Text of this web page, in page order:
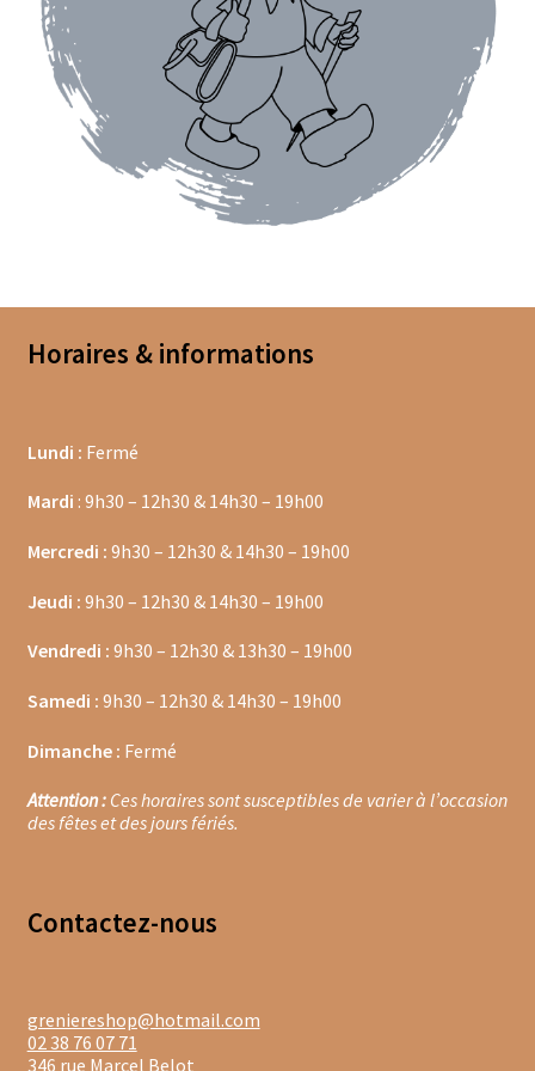
Bougies parfumées Durance
Petites bougies Durance
Bougies parfumées Woodwick
Diffuseurs de parfum
Trousses de toilette
Boissons alcoolisées
Bières régionales
Coffrets boissons alcoolisées
Mélanges pour cocktail
Rhums arrangés
Boutique du Grenier de Marie et Anaïs
Calendriers de l’Avent
Horaires & informations
Lundi : Fermé
Mardi : 9h30 – 12h30 & 14h30 – 19h00
Mercredi : 9h30 – 12h30 & 14h30 – 19h00
Jeudi : 9h30 – 12h30 & 14h30 – 19h00
Vendredi : 9h30 – 12h30 & 13h30 – 19h00
Samedi : 9h30 – 12h30 & 14h30 – 19h00
Dimanche : Fermé
Attention :Ces horaires sont susceptibles de varier à l’occasion
des fêtes et des jours fériés.
Contactez-nous
greniereshop@hotmail.com
02 38 76 07 71
346 rue Marcel Belot